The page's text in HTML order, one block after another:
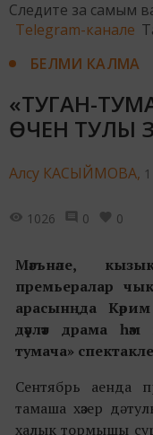
Следите за самым
Telegram-канале
БЕЛМИ КАЛМА
«ТУГАН-
ӨЧЕН ТУЛЫ
Алсу КАСЫЙМОВА,
1026 0 0
Мәгънәле,
премьералар
арасынңда
дәүләт драма
тумача»
Сентябрь аенда
тамаша хәзер дә
халык тормышы